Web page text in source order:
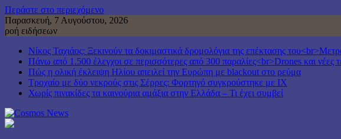
Περάστε στο περιεχόμενο
Παρασκευή, 7 Αυγούστου, 2026
ροή ειδήσεων
Νίκος Ταχιάος: Ξεκινούν τα δοκιμαστικά δρομολόγια της επέκτασης
Πάνω από 1.500 έλεγχοι σε περισσότερες από 300 παραλίες<br>Drones και νέες
Πώς η ολική έκλειψη Ηλίου απειλεί την Ευρώπη με blackout στο ρεύμα
Τροχαίο με δύο νεκρούς στις Σέρρες: Φορτηγό συγκρούστηκε με ΙΧ
Χωρίς πινακίδες τα καινούρια αμάξια στην Ελλάδα – Τι έχει συμβεί